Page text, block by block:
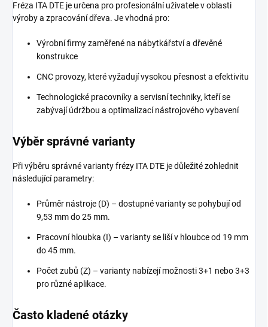
Fréza ITA DTE je určena pro profesionální uživatele v oblasti
výroby a zpracování dřeva. Je vhodná pro:
Výrobní firmy zaměřené na nábytkářství a dřevěné
konstrukce
CNC provozy, které vyžadují vysokou přesnost a efektivitu
Technologické pracovníky a servisní techniky, kteří se
zabývají údržbou a optimalizací nástrojového vybavení
Výběr správné varianty
Při výběru správné varianty frézy ITA DTE je důležité zohlednit
následující parametry:
Průměr nástroje (D) – dostupné varianty se pohybují od
9,53 mm do 25 mm.
Pracovní hloubka (I) – varianty se liší v hloubce od 19 mm
do 45 mm.
Počet zubů (Z) – varianty nabízejí možnosti 3+1 nebo 3+3
pro různé aplikace.
Často kladené otázky